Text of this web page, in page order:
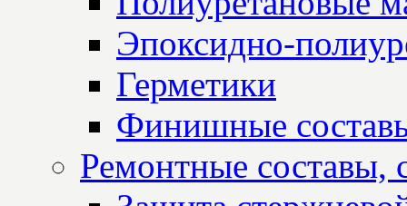
Эпоксидно-
Герметики
Финишные
Ремонтные составы,